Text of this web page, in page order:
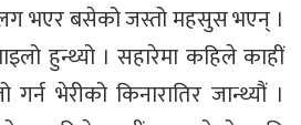
भएर बसेको जस्तो महसुस भएन् ।
हुन्थ्यो । सहारेमा कहिले काहीं
भेरीको किनारातिर जान्थ्यौं ।